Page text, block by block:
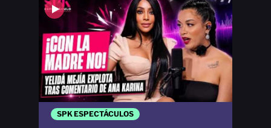
SPK ESPECTÁCULOS